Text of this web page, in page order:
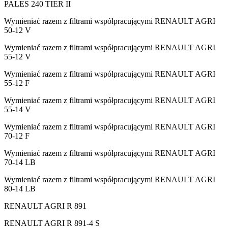
PALES 240 TIER II
Wymieniać razem z filtrami współpracującymi RENAULT AGRI
50-12 V
Wymieniać razem z filtrami współpracującymi RENAULT AGRI
55-12 V
Wymieniać razem z filtrami współpracującymi RENAULT AGRI
55-12 F
Wymieniać razem z filtrami współpracującymi RENAULT AGRI
55-14 V
Wymieniać razem z filtrami współpracującymi RENAULT AGRI
70-12 F
Wymieniać razem z filtrami współpracującymi RENAULT AGRI
70-14 LB
Wymieniać razem z filtrami współpracującymi RENAULT AGRI
80-14 LB
RENAULT AGRI R 891
RENAULT AGRI R 891-4 S